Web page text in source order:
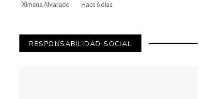
Ximena Alvarado Hace 6 días
RESPONSABILIDAD SOCIAL